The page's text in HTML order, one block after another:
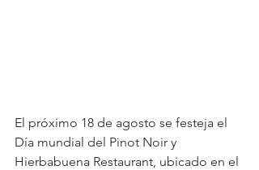
El próximo 18 de agosto se festeja el
Día mundial del Pinot Noir y
Hierbabuena Restaurant, ubicado en el